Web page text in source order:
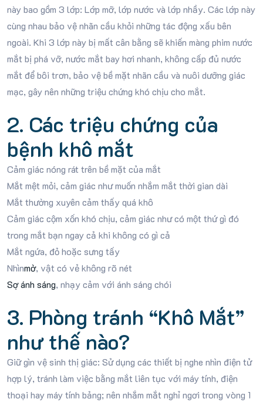
này bao gồm 3 lớp: Lớp mỡ, lớp nước và lớp nhầy. Các lớp này
cùng nhau bảo vệ nhãn cầu khỏi những tác động xấu bên
ngoài. Khi 3 lớp này bị mất cân bằng sẽ khiến màng phim nước
mắt bị phá vỡ, nước mắt bay hơi nhanh, không cấp đủ nước
mắt để bôi trơn, bảo vệ bề mặt nhãn cầu và nuôi dưỡng giác
mạc, gây nên những triệu chứng khó chịu cho mắt.
2. Các triệu chứng của
bệnh khô mắt
Cảm giác nóng rát trên bề mặt của mắt
Mắt mệt mỏi, cảm giác như muốn nhắm mắt thời gian dài
Mắt thường xuyên cảm thấy quá khô
Cảm giác cộm xốn khó chịu, cảm giác như có một thứ gì đó
trong mắt bạn ngay cả khi không có gì cả
Mắt ngứa, đỏ hoặc sưng tấy
Nhìnmờ, vật có vẻ không rõ nét
Sợ ánh sáng, nhạy cảm với ánh sáng chói
3. Phòng tránh “Khô Mắt”
như thế nào?
Giữ gìn vệ sinh thị giác: Sử dụng các thiết bị nghe nhìn điện tử
hợp lý, tránh làm việc bằng mắt liên tục với máy tính, điện
thoại hay máy tính bảng; nên nhắm mắt nghỉ ngơi trong vòng 1